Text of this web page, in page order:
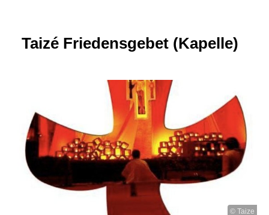
Taizé Friedensgebet (Kapelle)
© Taize